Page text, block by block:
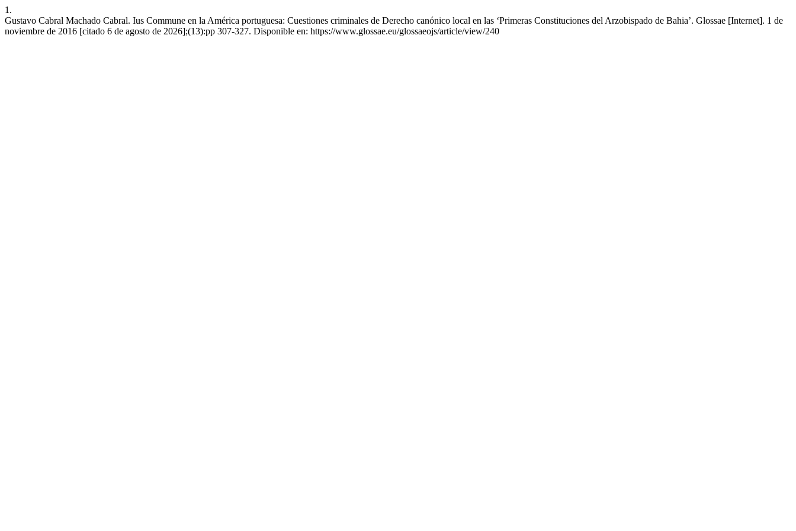
1.
Gustavo Cabral Machado Cabral. Ius Commune en la América portuguesa: Cuestiones criminales de Derecho canónico local en las ‘Primeras Constituciones del Arzobispado de Bahia’. Glossae [Internet]. 1 de
noviembre de 2016 [citado 6 de agosto de 2026];(13):pp 307-327. Disponible en: https://www.glossae.eu/glossaeojs/article/view/240